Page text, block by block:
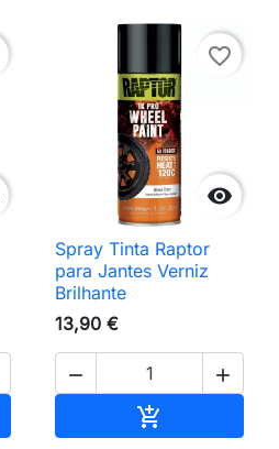

favorite_border
Spray Tinta Raptor
para Jantes Verniz
Brilhante
13,90 €
 
